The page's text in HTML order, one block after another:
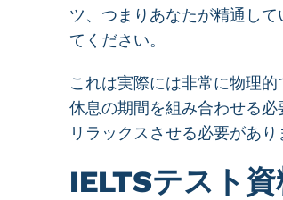
ツ、つまりあなたが精通し
てください。
これは実際には非常に物理
休息の期間を組み合わせる
リラックスさせる必要があ
IELTSテスト